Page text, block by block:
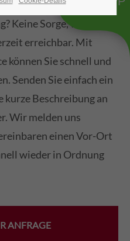
oder
Keine Sorge, wir sind
erreichbar. Mit
können Sie schnell und
Senden Sie einfach ein
kurze Beschreibung an
Wir melden uns
einen Vor-Ort
wieder in Ordnung
ANFRAGE